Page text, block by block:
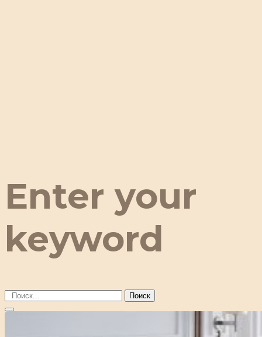
Enter your
keyword
Поиск